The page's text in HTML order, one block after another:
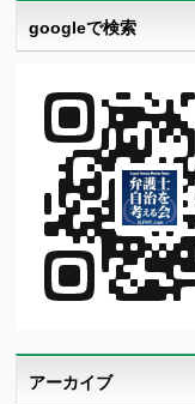
googleで検索
アーカイブ